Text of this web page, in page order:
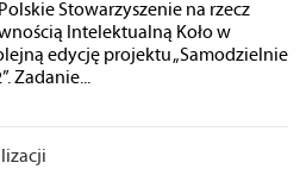
Stowarzyszenie na rzecz
Intelektualną Koło w
edycję projektu „Samodzielnie
Zadanie...